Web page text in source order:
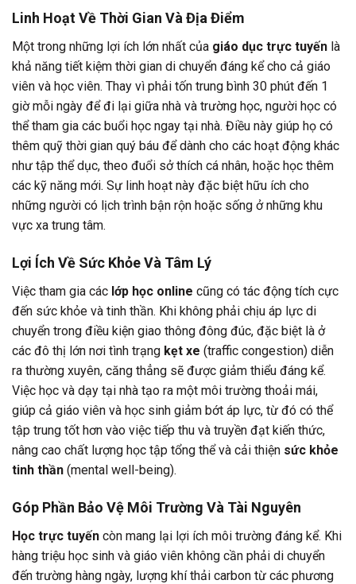
Linh Hoạt Về Thời Gian Và Địa Điểm
Một trong những lợi ích lớn nhất của giáo dục trực tuyến là
khả năng tiết kiệm thời gian di chuyển đáng kể cho cả giáo
viên và học viên. Thay vì phải tốn trung bình 30 phút đến 1
giờ mỗi ngày để đi lại giữa nhà và trường học, người học có
thể tham gia các buổi học ngay tại nhà. Điều này giúp họ có
thêm quỹ thời gian quý báu để dành cho các hoạt động khác
như tập thể dục, theo đuổi sở thích cá nhân, hoặc học thêm
các kỹ năng mới. Sự linh hoạt này đặc biệt hữu ích cho
những người có lịch trình bận rộn hoặc sống ở những khu
vực xa trung tâm.
Lợi Ích Về Sức Khỏe Và Tâm Lý
Việc tham gia các lớp học online cũng có tác động tích cực
đến sức khỏe và tinh thần. Khi không phải chịu áp lực di
chuyển trong điều kiện giao thông đông đúc, đặc biệt là ở
các đô thị lớn nơi tình trạng kẹt xe (traffic congestion) diễn
ra thường xuyên, căng thẳng sẽ được giảm thiểu đáng kể.
Việc học và dạy tại nhà tạo ra một môi trường thoải mái,
giúp cả giáo viên và học sinh giảm bớt áp lực, từ đó có thể
tập trung tốt hơn vào việc tiếp thu và truyền đạt kiến thức,
nâng cao chất lượng học tập tổng thể và cải thiện sức khỏe
tinh thần (mental well-being).
Góp Phần Bảo Vệ Môi Trường Và Tài Nguyên
Học trực tuyến còn mang lại lợi ích môi trường đáng kể. Khi
hàng triệu học sinh và giáo viên không cần phải di chuyển
đến trường hàng ngày, lượng khí thải carbon từ các phương